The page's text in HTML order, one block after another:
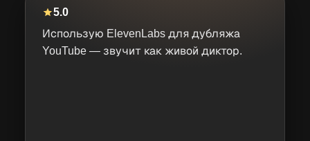
5.0
Использую ElevenLabs для дубляжа
YouTube — звучит как живой диктор.